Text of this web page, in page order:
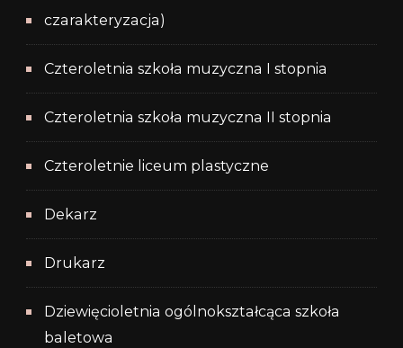
czarakteryzacja)
Czteroletnia szkoła muzyczna I stopnia
Czteroletnia szkoła muzyczna II stopnia
Czteroletnie liceum plastyczne
Dekarz
Drukarz
Dziewięcioletnia ogólnokształcąca szkoła
baletowa